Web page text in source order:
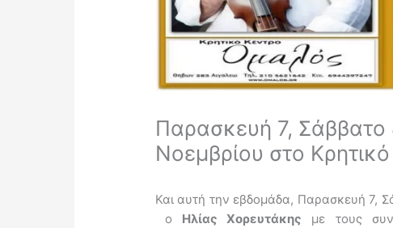
Παρασκευή 7, Σάββατο
Νοεμβρίου στο
Και αυτή την εβδομάδα, Παρασκευή 7,
ο Ηλίας Χορευτάκης με τους